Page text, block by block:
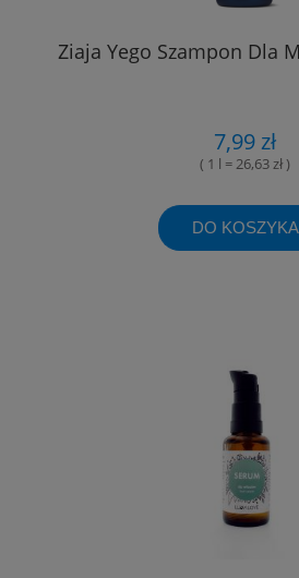
Ziaja Yego Szampon Dla
7,99 zł
( 1 l = 26,63 zł )
DO KOSZYKA